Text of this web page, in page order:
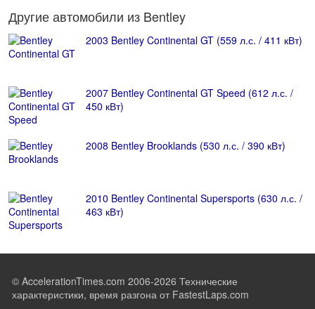
Другие автомобили из Bentley
2003 Bentley Continental GT (559 л.с. / 411 кВт)
2007 Bentley Continental GT Speed (612 л.с. /
450 кВт)
2008 Bentley Brooklands (530 л.с. / 390 кВт)
2010 Bentley Continental Supersports (630 л.с. /
463 кВт)
© AccelerationTimes.com 2006-2026 Технические
характеристики, время разгона от FastestLaps.com